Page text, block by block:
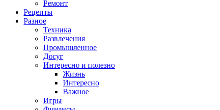
Ремонт
Рецепты
Разное
Техника
Развлечения
Промышленное
Досуг
Интересно и полезно
Жизнь
Интересно
Важное
Игры